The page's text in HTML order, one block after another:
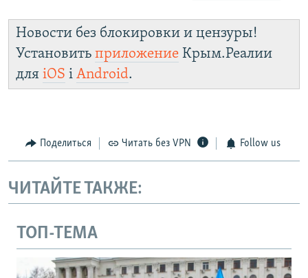
Новости без блокировки и цензуры!
Установить приложение Крым.Реалии
для iOS і Android.
Поделиться Читать без VPN Follow us
ЧИТАЙТЕ ТАКЖЕ:
ТОП-ТЕМА